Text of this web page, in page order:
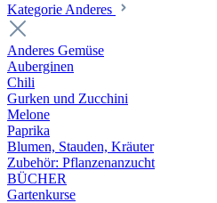
Kategorie Anderes
Anderes Gemüse
Auberginen
Chili
Gurken und Zucchini
Melone
Paprika
Blumen, Stauden, Kräuter
Zubehör: Pflanzenanzucht
BÜCHER
Gartenkurse